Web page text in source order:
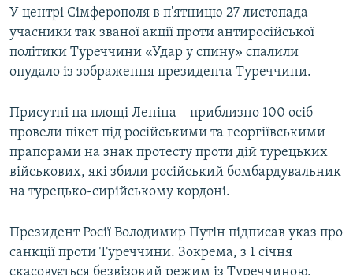
У центрі Сімферополя в п'ятницю 27 листопада
учасники так званої акції проти антиросійської
політики Туреччини «Удар у спину» спалили
опудало із зображення президента Туреччини.
Присутні на площі Леніна – приблизно 100 осіб –
провели пікет під російськими та георгіївськими
прапорами на знак протесту проти дій турецьких
військових, які збили російський бомбардувальник
на турецько-сирійському кордоні.
Президент Росії Володимир Путін підписав указ про
санкції проти Туреччини. Зокрема, з 1 січня